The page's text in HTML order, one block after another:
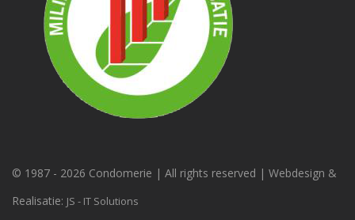
© 1987 - 2026 Condomerie | All rights reserved | Webdesign &
Realisatie: JS - IT Solutions